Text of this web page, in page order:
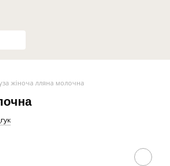
жіноча лляна молочна